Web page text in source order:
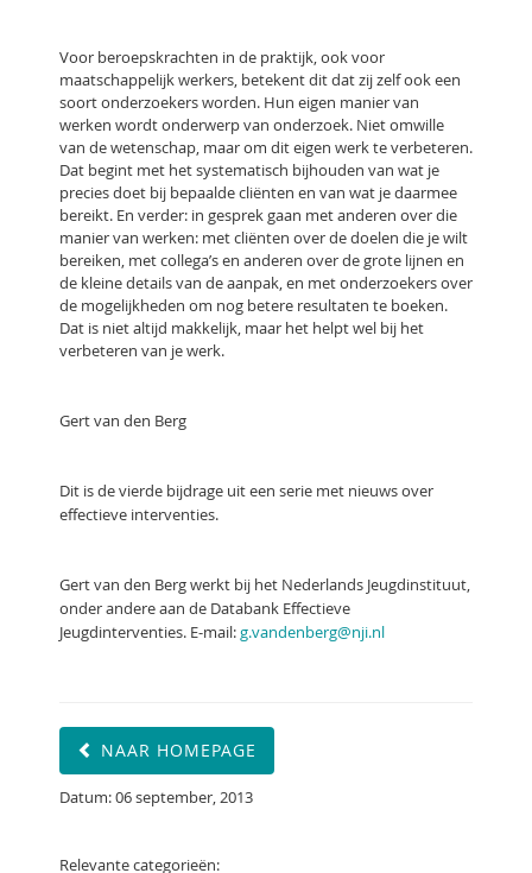
Voor beroepskrachten in de praktijk, ook voor
maatschappelijk werkers, betekent dit dat zij zelf ook een
soort onderzoekers worden. Hun eigen manier van
werken wordt onderwerp van onderzoek. Niet omwille
van de wetenschap, maar om dit eigen werk te verbeteren.
Dat begint met het systematisch bijhouden van wat je
precies doet bij bepaalde cliënten en van wat je daarmee
bereikt. En verder: in gesprek gaan met anderen over die
manier van werken: met cliënten over de doelen die je wilt
bereiken, met collega’s en anderen over de grote lijnen en
de kleine details van de aanpak, en met onderzoekers over
de mogelijkheden om nog betere resultaten te boeken.
Dat is niet altijd makkelijk, maar het helpt wel bij het
verbeteren van je werk.
Gert van den Berg
Dit is de vierde bijdrage uit een serie met nieuws over
effectieve interventies.
Gert van den Berg werkt bij het Nederlands Jeugdinstituut,
onder andere aan de Databank Effectieve
Jeugdinterventies. E-mail:g.vandenberg@nji.nl
NAAR HOMEPAGE
Datum: 06 september, 2013
Relevante categorieën: